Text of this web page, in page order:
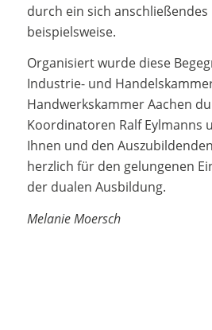
durch ein sich
beispielsweise.
Organisiert wurde diese
Industrie- und
Handwerkskammer Aachen
Koordinatoren Ralf Eylmanns
Ihnen und den
herzlich für den gelungenen
der dualen Ausbildung.
Melanie Moersch